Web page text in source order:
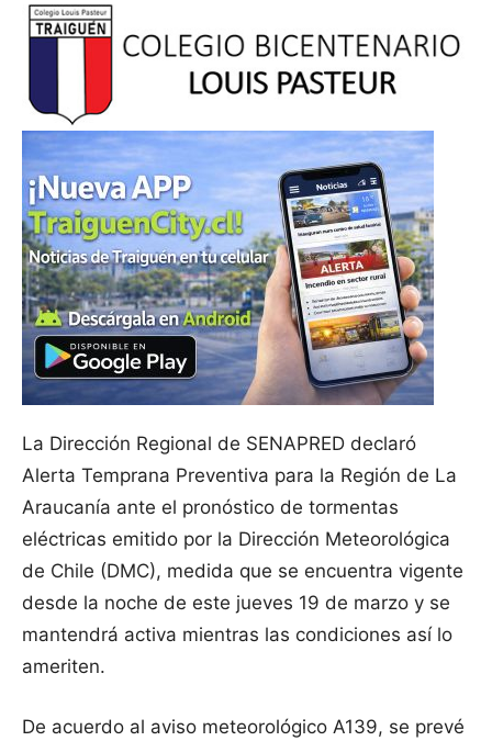
La Dirección Regional de SENAPRED declaró
Alerta Temprana Preventiva para la Región de La
Araucanía ante el pronóstico de tormentas
eléctricas emitido por la Dirección Meteorológica
de Chile (DMC), medida que se encuentra vigente
desde la noche de este jueves 19 de marzo y se
mantendrá activa mientras las condiciones así lo
ameriten.
De acuerdo al aviso meteorológico A139, se prevé